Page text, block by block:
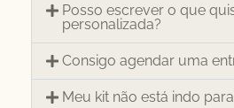
Posso escrever o que
personalizada?
Consigo agendar uma
Meu kit não está indo